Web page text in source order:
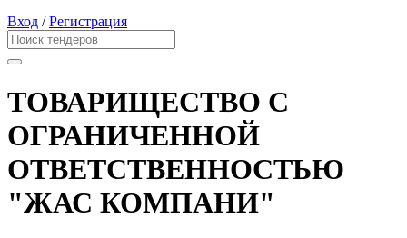
Вход /Регистрация
ТОВАРИЩЕСТВО С
ОГРАНИЧЕННОЙ
ОТВЕТСТВЕННОСТЬЮ
"ЖАС КОМПАНИ"